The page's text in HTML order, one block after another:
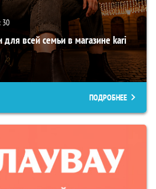
30
всей семьи в магазине kari
ПОДРОБНЕЕ